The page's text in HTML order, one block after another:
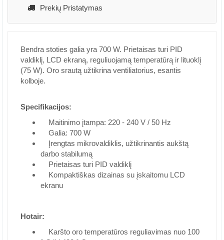
Prekių Pristatymas
Bendra stoties galia yra 700 W. Prietaisas turi PID
valdiklį, LCD ekraną, reguliuojamą temperatūrą ir lituoklį
(75 W). Oro srautą užtikrina ventiliatorius, esantis
kolboje.
Specifikacijos:
Maitinimo įtampa: 220 - 240 V / 50 Hz
Galia: 700 W
Įrengtas mikrovaldiklis, užtikrinantis aukštą
darbo stabilumą
Prietaisas turi PID valdiklį
Kompaktiškas dizainas su įskaitomu LCD
ekranu
Hotair:
Karšto oro temperatūros reguliavimas nuo 100